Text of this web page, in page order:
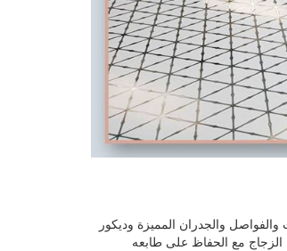
والجدران المميزة وديكور
الزجاج مع الحفاظ على طابعه